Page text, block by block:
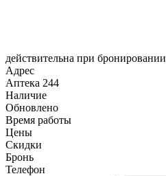
действительна при бронировании
Адрес
Аптека 244
Наличие
Обновлено
Время работы
Цены
Скидки
Бронь
Телефон